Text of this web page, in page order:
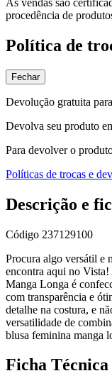
As vendas são
procedência de
Política de
Fechar
Devolução gratuita
Devolva seu produto
Para devolver o
Políticas de trocas e
Descrição e
Código 237129100
Procura algo versátil e
encontra aqui no
Manga Longa é
com transparência e
detalhe na costura, e
versatilidade de
blusa feminina manga
Ficha Técnica